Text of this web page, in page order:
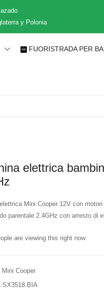
y Polonia
FUORISTRADA PER
elettrica
Mini Cooper 12V con
parentale 2.4GHz con arresto di
are viewing this right now
Mini Cooper